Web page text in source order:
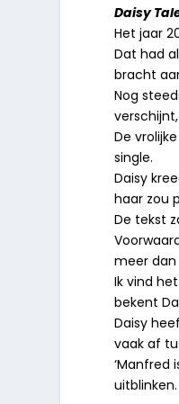
Daisy
Het jaar
Dat had
bracht
Nog
De
single.
Daisy
haar zou
De tekst
meer dan
Ik vind
bekent
Daisy
vaak af
‘Manfred